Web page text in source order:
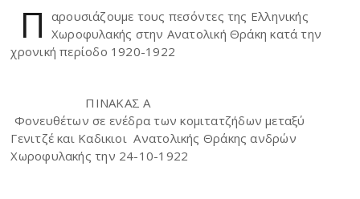
Π αρουσιάζουμε τους πεσόντες της Ελληνικής
Χωροφυλακής στην Ανατολική Θράκη κατά την
χρονική περίοδο 1920-1922
ΠΙΝΑΚΑΣ Α
Φονευθέτων σε ενέδρα των κομιτατζήδων μεταξύ
Γενιτζέ και Καδικιοι Ανατολικής Θράκης ανδρών
Χωροφυλακής την 24-10-1922